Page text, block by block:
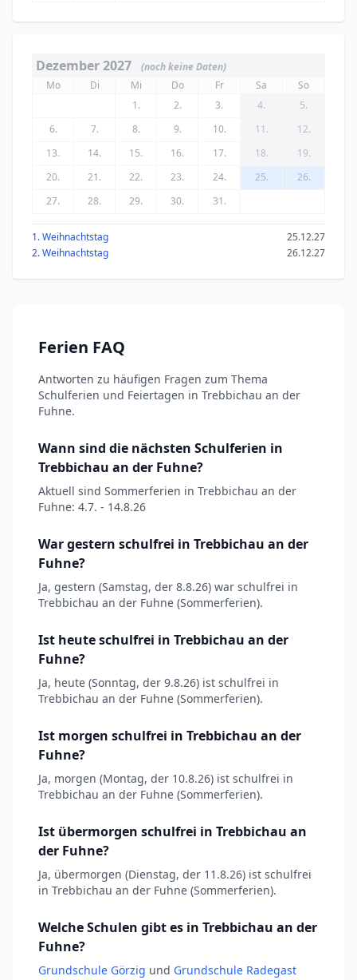
Dezember 2027
(noch keine Daten)
Mo
Di Mi Do Fr Sa
So
1.
2. 3. 4.
5.
6.
7. 8. 9. 10. 11.
12.
13.
14. 15. 16. 17. 18.
19.
20.
21. 22. 23. 24. 25.
26.
27.
28. 29. 30. 31.
1. Weihnachtstag
25.12.27
2. Weihnachtstag
26.12.27
Ferien FAQ
Antworten zu häufigen Fragen zum Thema
Schulferien und Feiertagen in Trebbichau an der
Fuhne.
Wann sind die nächsten Schulferien in
Trebbichau an der Fuhne?
Aktuell sind Sommerferien in Trebbichau an der
Fuhne: 4.7. - 14.8.26
War gestern schulfrei in Trebbichau an der
Fuhne?
Ja, gestern (Samstag, der 8.8.26) war schulfrei in
Trebbichau an der Fuhne (Sommerferien).
Ist heute schulfrei in Trebbichau an der
Fuhne?
Ja, heute (Sonntag, der 9.8.26) ist schulfrei in
Trebbichau an der Fuhne (Sommerferien).
Ist morgen schulfrei in Trebbichau an der
Fuhne?
Ja, morgen (Montag, der 10.8.26) ist schulfrei in
Trebbichau an der Fuhne (Sommerferien).
Ist übermorgen schulfrei in Trebbichau an
der Fuhne?
Ja, übermorgen (Dienstag, der 11.8.26) ist schulfrei
in Trebbichau an der Fuhne (Sommerferien).
Welche Schulen gibt es in Trebbichau an der
Fuhne?
Grundschule Görzig und Grundschule Radegast